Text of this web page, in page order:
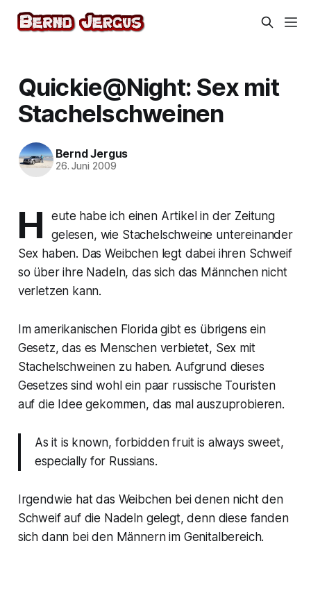
Quickie@Night: Sex mit
Stachelschweinen
Bernd Jergus
26. Juni 2009
H
eute habe ich einen Artikel in der Zeitung
gelesen, wie Stachelschweine untereinander
Sex haben. Das Weibchen legt dabei ihren Schweif
so über ihre Nadeln, das sich das Männchen nicht
verletzen kann.
Im amerikanischen Florida gibt es übrigens ein
Gesetz, das es Menschen verbietet, Sex mit
Stachelschweinen zu haben. Aufgrund dieses
Gesetzes sind wohl ein paar russische Touristen
auf die Idee gekommen, das mal auszuprobieren.
As it is known, forbidden fruit is always sweet,
especially for Russians.
Irgendwie hat das Weibchen bei denen nicht den
Schweif auf die Nadeln gelegt, denn diese fanden
sich dann bei den Männern im Genitalbereich.